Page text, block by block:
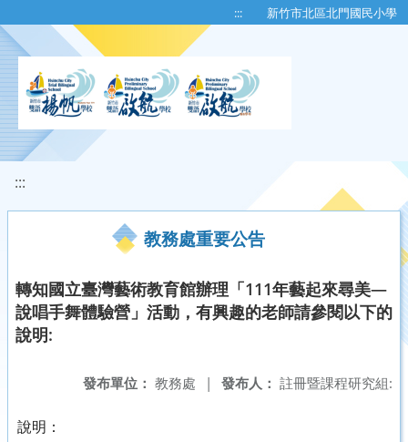
::: 新竹市北區北門國民小學
:::
教務處重要公告
轉知國立臺灣藝術教育館辦理「111年藝起來尋美—
說唱手舞體驗營」活動，有興趣的老師請參閱以下的
說明:
發布人： 註冊暨課程研究組:
發布單位： 教務處 |
說明：